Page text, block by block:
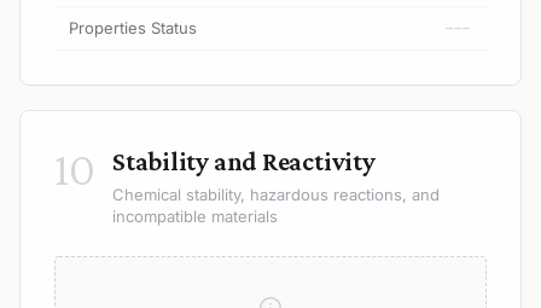
Properties Status ---
10 Stability and Reactivity
Chemical stability, hazardous reactions, and
incompatible materials